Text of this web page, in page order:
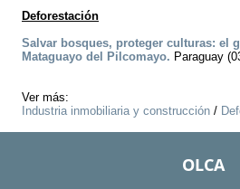
Deforestación
Salvar bosques, proteger culturas: el
Mataguayo del Pilcomayo. Paraguay
Ver más:
Industria inmobiliaria y construcción /
OLCA